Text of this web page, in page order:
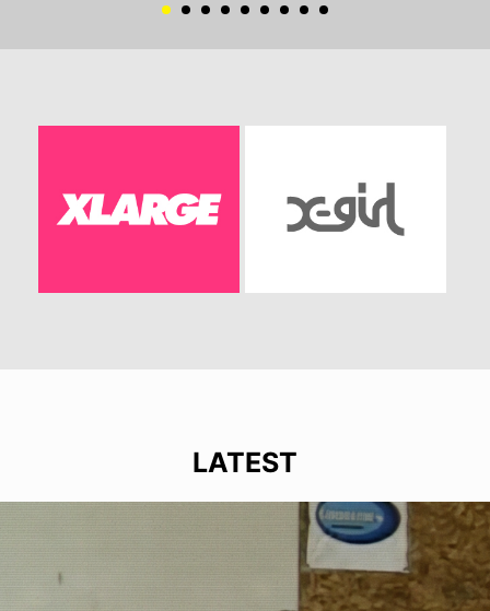
LATEST